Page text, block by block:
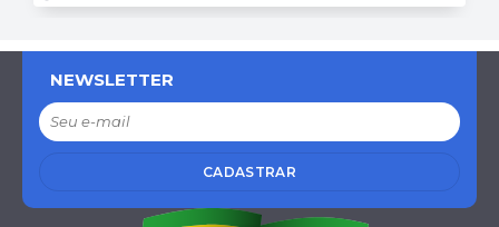
NEWSLETTER
CADASTRAR